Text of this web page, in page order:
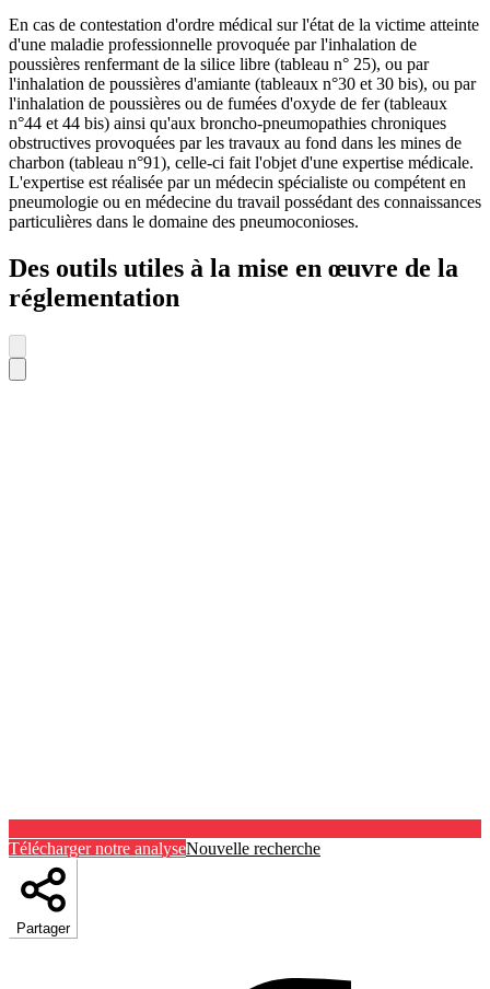
En cas de contestation d'ordre médical sur l'état de la victime atteinte
d'une maladie professionnelle provoquée par l'inhalation de
poussières renfermant de la silice libre (tableau n° 25), ou par
l'inhalation de poussières d'amiante (tableaux n°30 et 30 bis), ou par
l'inhalation de poussières ou de fumées d'oxyde de fer (tableaux
n°44 et 44 bis) ainsi qu'aux broncho-pneumopathies chroniques
obstructives provoquées par les travaux au fond dans les mines de
charbon (tableau n°91), celle-ci fait l'objet d'une expertise médicale.
L'expertise est réalisée par un médecin spécialiste ou compétent en
pneumologie ou en médecine du travail possédant des connaissances
particulières dans le domaine des pneumoconioses.
Des outils utiles à la mise en œuvre de la
réglementation
Télécharger notre analyseNouvelle recherche
Partager